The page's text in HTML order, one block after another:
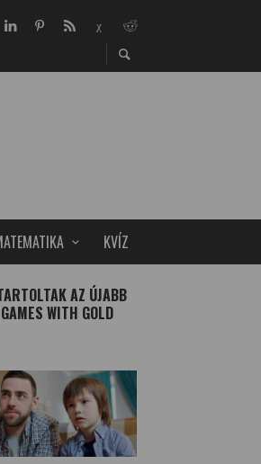
KVÍZ
AZ ÚJABB
WITH GOLD